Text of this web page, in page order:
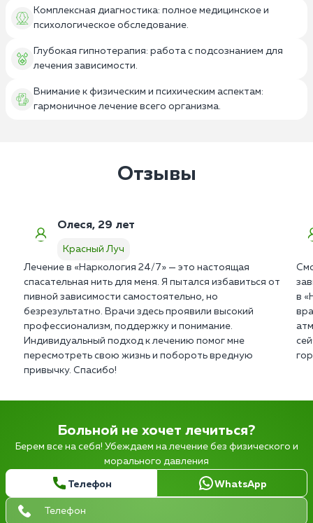
Комплексная диагностика: полное медицинское и
психологическое обследование.
Глубокая гипнотерапия: работа с подсознанием для
лечения зависимости.
Внимание к физическим и психическим аспектам:
гармоничное лечение всего организма.
Отзывы
Олеся, 29 лет
Красный Луч
Лечение в «Наркология 24/7» — это настоящая
спасательная нить для меня. Я пытался избавиться от
пивной зависимости самостоятельно, но
безрезультатно. Врачи здесь проявили высокий
профессионализм, поддержку и понимание.
Индивидуальный подход к лечению помог мне
пересмотреть свою жизнь и побороть вредную
привычку. Спасибо!
в
Больной не хочет лечиться?
Берем все на себя! Убеждаем на лечение без физического и
морального давления
Телефон WhatsApp